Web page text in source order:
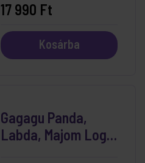
17 990 Ft
Kosárba
Gagagu Panda,
Labda, Majom Logó